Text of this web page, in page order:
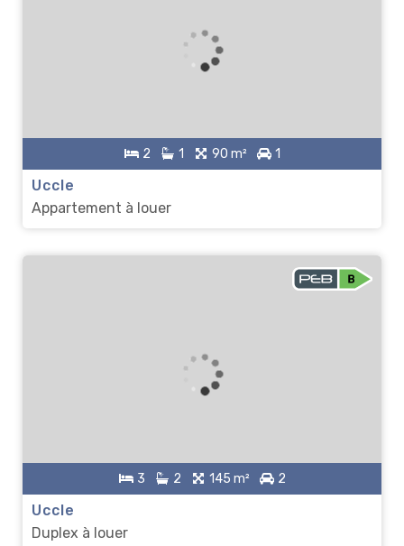
2 1 90 m² 1
Uccle
Appartement à louer
3 2 145 m² 2
Uccle
Duplex à louer